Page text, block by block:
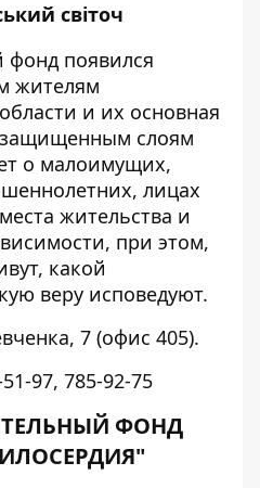
світоч
фонд появился
жителям
и их основная
слоям
о малоимущих,
лицах
жительства и
при этом,
какой
веру исповедуют.
7 (офис 405).
97, 785-92-75
ФОНД